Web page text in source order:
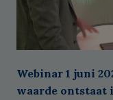
Webinar 1 juni
waarde ontstaat